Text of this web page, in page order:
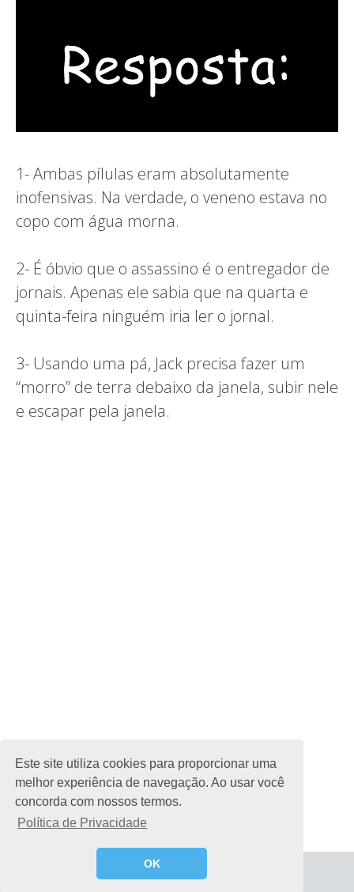
Este site utiliza cookies para proporcionar uma
melhor experiência de navegação. Ao usar você
concorda com nossos termos.
Política de Privacidade
OK
1- Ambas pílulas eram absolutamente
inofensivas. Na verdade, o veneno estava no
copo com água morna.
2- É óbvio que o assassino é o entregador de
jornais. Apenas ele sabia que na quarta e
quinta-feira ninguém iria ler o jornal.
3- Usando uma pá, Jack precisa fazer um
“morro” de terra debaixo da janela, subir nele
e escapar pela janela.
Privacidade Contato